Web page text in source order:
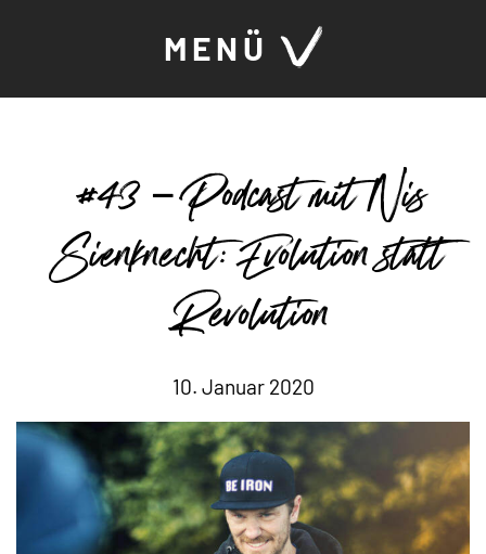
MENÜ
#43 – Podcast mit Nis
Sienknecht: Evolution statt
Revolution
10. Januar 2020